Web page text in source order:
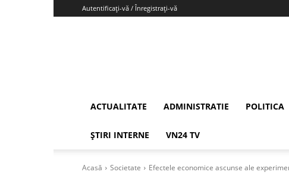
Autentificați-vă / Înregistrați-vă
ACTUALITATE ADMINISTRATIE POLITICA
ȘTIRI INTERNE VN24 TV
Acasă Societate Efectele economice ascunse ale